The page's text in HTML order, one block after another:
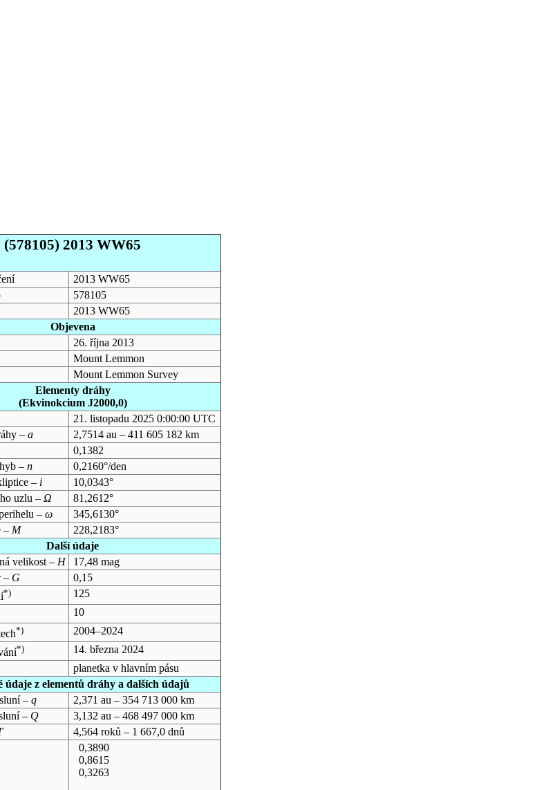
(578105) 2013 WW65
2013 WW65
578105
2013 WW65
Objevena
26. října 2013
Mount Lemmon
Mount Lemmon Survey
Elementy dráhy
(Ekvinokcium J2000,0)
21. listopadu 2025 0:00:00 UTC
– a
2,7514 au – 411 605 182 km
0,1382
– n
0,2160°/den
– i
10,0343°
uzlu – Ω
81,2612°
– ω
345,6130°
– M
228,2183°
Další údaje
velikost – H
17,48 mag
– G
0,15
*)
125
10
*)
2004–2024
*)
14. března 2024
planetka v hlavním pásu
údaje z elementů dráhy a dalších údajů
– q
2,371 au – 354 713 000 km
– Q
3,132 au – 468 497 000 km
4,564 roků – 1 667,0 dnů
0,3890
0,8615
0,3263